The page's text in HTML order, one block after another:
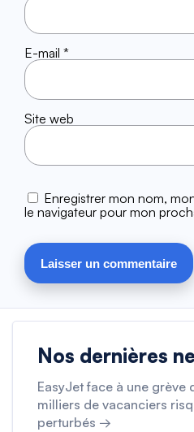
E-mail *
Site web
Enregistrer mon nom,
le navigateur pour mon
Nos dernières
EasyJet face à une grève
milliers de vacanciers
perturbés →